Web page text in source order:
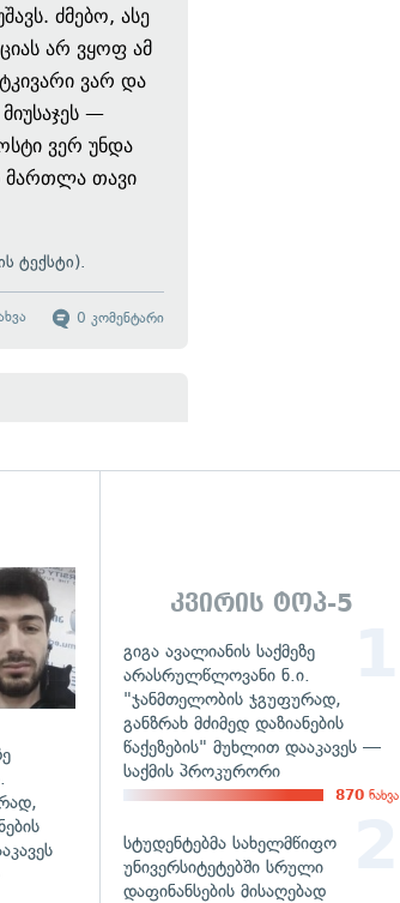
ძმებო, ასე
არ ვყოფ ამ
ვარ და
—
ვერ უნდა
მართლა თავი
ტექსტი).
0 კომენტარი
გადახედვაკვირის ტოპ-5
გიგა ავალიანის საქმეზე
არასრულწლოვანი ნ.ი.
"ჯანმთელობის ჯგუფურად,
განზრახ მძიმედ დაზიანების
წაქეზების" მუხლით დააკავეს —
საქმის პროკურორი
870 ნახვა
სტუდენტებმა სახელმწიფო
უნივერსიტეტებში სრული
დაფინანსების მისაღებად